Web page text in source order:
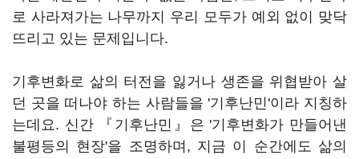
로 사라져가는 나무까지 우리 모두가 예외 없이 맞닥
뜨리고 있는 문제입니다.
기후변화로 삶의 터전을 잃거나 생존을 위협받아 살
던 곳을 떠나야 하는 사람들을 '기후난민'이라 지칭하
는데요. 신간 『기후난민』은 '기후변화가 만들어낸
불평등의 현장'을 조명하며, 지금 이 순간에도 삶의